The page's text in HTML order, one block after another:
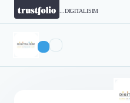
DIGITALISIM